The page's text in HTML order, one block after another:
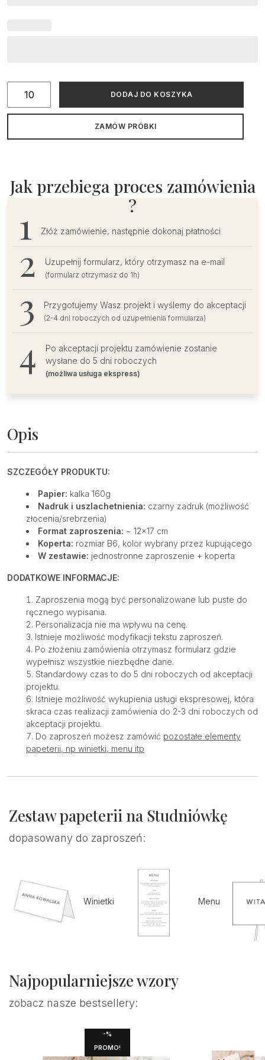
ilość
na
DODAJ DO KOSZYKA
ZAMÓW PRÓBKI
Jak przebiega proces zamówienia
?
Złóż zamówienie, następnie dokonaj płatności
Uzupełnij formularz, który otrzymasz na e-mail
(formularz otrzymasz do 1h)
Przygotujemy Wasz projekt i wyślemy do akceptacji
(2-4 dni roboczych od uzupełnienia formularza)
Po akceptacji projektu zamówienie zostanie
wysłane do 5 dni roboczych
(możliwa usługa ekspress)
Opis
SZCZEGÓŁY PRODUKTU:
Papier: kalka 160g
Nadruk i uszlachetnienia: czarny zadruk (możliwość
złocenia/srebrzenia)
Format zaproszenia: ~ 12×17 cm
Koperta: rozmiar B6, kolor wybrany przez kupującego
W zestawie: jednostronne zaproszenie + koperta
DODATKOWE INFORMACJE:
Zaproszenia mogą być personalizowane lub puste do
ręcznego wypisania.
Personalizacja nie ma wpływu na cenę.
Istnieje możliwość modyfikacji tekstu zaproszeń.
Po złożeniu zamówienia otrzymasz formularz gdzie
wypełnisz wszystkie niezbędne dane.
Standardowy czas to do 5 dni roboczych od akceptacji
projektu.
Istnieje możliwość wykupienia usługi ekspresowej, która
skraca czas realizacji zamówienia do 2-3 dni roboczych od
akceptacji projektu.
Do zaproszeń możesz zamówić pozostałe elementy
papeterii, np winietki, menu itp
Zestaw papeterii na Studniówkę
dopasowany do zaproszeń:
Winietki Menu
Najpopularniejsze wzory
zobacz nasze bestsellery:
-%
PROMO!